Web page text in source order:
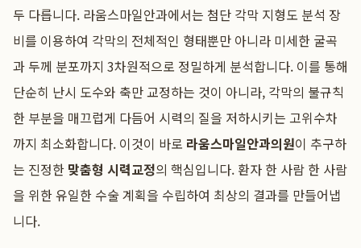
두 다릅니다. 라움스마일안과에서는 첨단 각막 지형도 분석 장
비를 이용하여 각막의 전체적인 형태뿐만 아니라 미세한 굴곡
과 두께 분포까지 3차원적으로 정밀하게 분석합니다. 이를 통해
단순히 난시 도수와 축만 교정하는 것이 아니라, 각막의 불규칙
한 부분을 매끄럽게 다듬어 시력의 질을 저하시키는 고위수차
까지 최소화합니다. 이것이 바로 라움스마일안과의원이 추구하
는 진정한 맞춤형 시력교정의 핵심입니다. 환자 한 사람 한 사람
을 위한 유일한 수술 계획을 수립하여 최상의 결과를 만들어냅
니다.